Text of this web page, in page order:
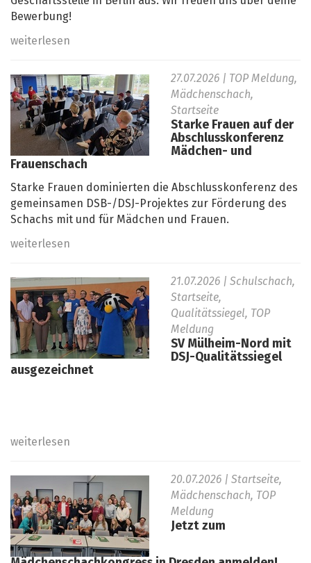
Bewerbung!
weiterlesen
27.07.2026 | TOP Meldung,
Mädchenschach,
Startseite
Starke Frauen auf der
Abschlusskonferenz
Mädchen- und
Frauenschach
Starke Frauen dominierten die Abschlusskonferenz des
gemeinsamen DSB-/DSJ-Projektes zur Förderung des
Schachs mit und für Mädchen und Frauen.
weiterlesen
21.07.2026 | Schulschach,
Startseite,
Qualitätssiegel, TOP
Meldung
SV Mülheim-Nord mit
DSJ-Qualitätssiegel
ausgezeichnet
weiterlesen
20.07.2026 | Startseite,
Mädchenschach, TOP
Meldung
Jetzt zum